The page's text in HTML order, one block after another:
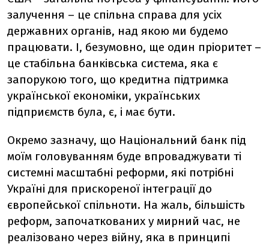
залучення – це спільна справа для усіх
державних органів, над якою ми будемо
працювати. І, безумовно, ще один пріоритет –
це стабільна банківська система, яка є
запорукою того, що кредитна підтримка
української економіки, українських
підприємств була, є, і має бути.
Окремо зазначу, що Національний банк під
моїм головуванням буде впроваджувати ті
системні масштабні реформи, які потрібні
Україні для прискореної інтеграції до
європейської спільноти. На жаль, більшість
реформ, започаткованих у мирний час, не
реалізовано через війну, яка в принципі